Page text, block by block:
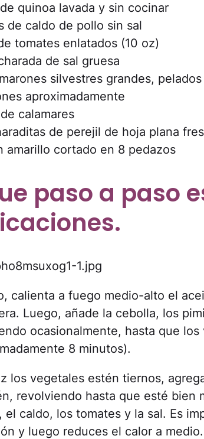
quinoa lavada y sin cocinar
de caldo de pollo sin sal
tomates enlatados (10 oz)
de sal gruesa
silvestres grandes,
aproximadamente
calamares
de perejil de hoja plana
amarillo cortado en 8 pedazos
paso a paso
calienta a fuego medio-alto el
Luego, añade la cebolla, los
ocasionalmente, hasta que
8 minutos).
los vegetales estén tiernos,
revolviendo hasta que esté bien
el caldo, los tomates y la sal. Es
y luego reduces el calor a